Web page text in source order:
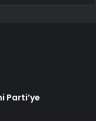
Parti’ye